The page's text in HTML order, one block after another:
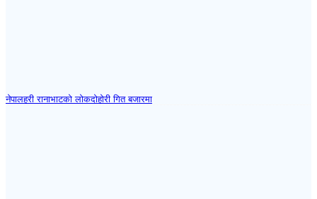
नेपालहरी रानाभाटको लोकदोहोरी गित बजारमा